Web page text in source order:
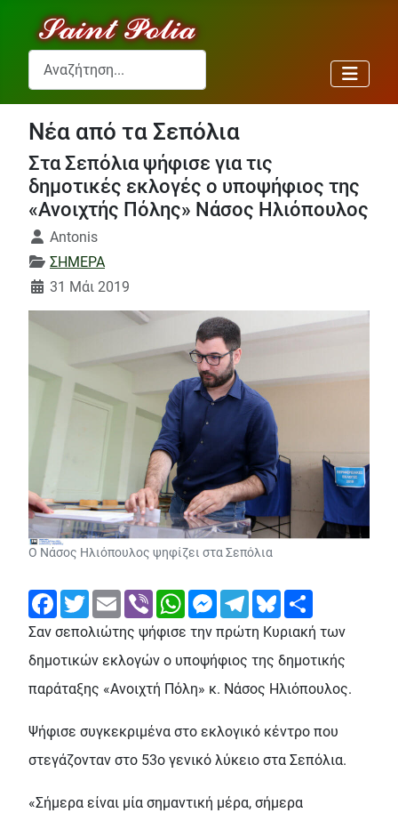
Αναζήτηση...
Νέα από τα Σεπόλια
Στα Σεπόλια ψήφισε για τις
δημοτικές εκλογές ο υποψήφιος της
«Ανοιχτής Πόλης» Νάσος Ηλιόπουλος
Λεπτομέρειες
Antonis
ΣΗΜΕΡΑ
31 Μάι 2019
Ο Νάσος Ηλιόπουλος ψηφίζει στα Σεπόλια
FacebookTwitterEmail Viber WhatsAppMessengerTelegramBluesky
Σαν σεπολιώτης ψήφισε την πρώτη Κυριακή των
δημοτικών εκλογών ο υποψήφιος της δημοτικής
παράταξης «Ανοιχτή Πόλη» κ. Νάσος Ηλιόπουλος.
Ψήφισε συγκεκριμένα στο εκλογικό κέντρο που
στεγάζονταν στο 53ο γενικό λύκειο στα Σεπόλια.
«Σήμερα είναι μία σημαντική μέρα, σήμερα